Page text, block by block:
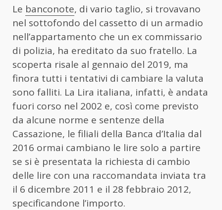
Le banconote, di vario taglio, si trovavano
nel sottofondo del cassetto di un armadio
nell’appartamento che un ex commissario
di polizia, ha ereditato da suo fratello. La
scoperta risale al gennaio del 2019, ma
finora tutti i tentativi di cambiare la valuta
sono falliti. La Lira italiana, infatti, è andata
fuori corso nel 2002 e, così come previsto
da alcune norme e sentenze della
Cassazione, le filiali della Banca d’Italia dal
2016 ormai cambiano le lire solo a partire
se si è presentata la richiesta di cambio
delle lire con una raccomandata inviata tra
il 6 dicembre 2011 e il 28 febbraio 2012,
specificandone l’importo.